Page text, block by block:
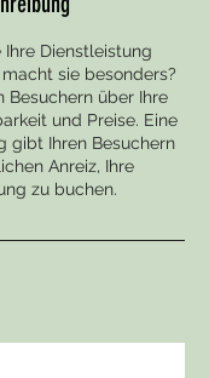
Ihre Dienstleistung
sie besonders?
Besuchern über Ihre
und Preise. Eine
gibt Ihren Besuchern
Anreiz, Ihre
zu buchen.